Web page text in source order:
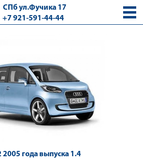
СПб ул.Фучика 17
+7 921-591-44-44
года выпуска 1.4